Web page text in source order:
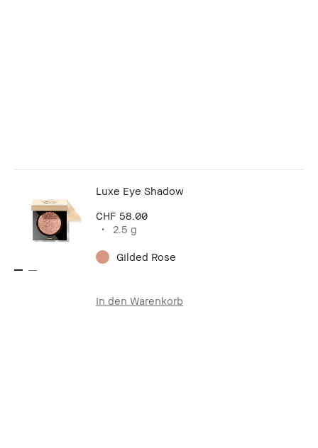
Luxe Eye Shadow
CHF 58.00
2.5 g
Gilded Rose
In den Warenkorb